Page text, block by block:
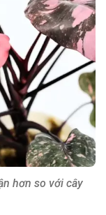
hơn so với cây